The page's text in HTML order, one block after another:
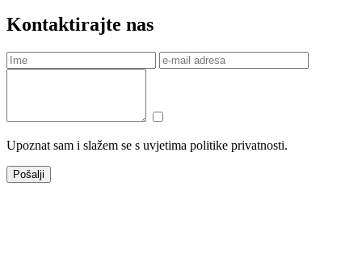
Kontaktirajte nas
Upoznat sam i slažem se s uvjetima politike privatnosti.
Pošalji